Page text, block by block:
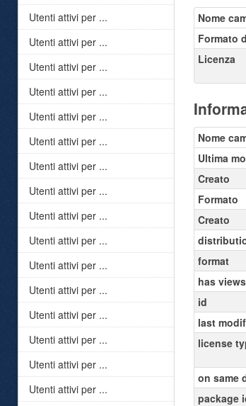
Nome
Formato
Licenza
Nome
Ultima
Creato
Formato
Creato
format
has views
id
last
license
on same
package
Utenti attivi per ...
Utenti attivi per ...
Utenti attivi per ...
Utenti attivi per ...
Utenti attivi per ...
Utenti attivi per ...
Utenti attivi per ...
Utenti attivi per ...
Utenti attivi per ...
Utenti attivi per ...
Utenti attivi per ...
Utenti attivi per ...
Utenti attivi per ...
Utenti attivi per ...
Utenti attivi per ...
Utenti attivi per ...